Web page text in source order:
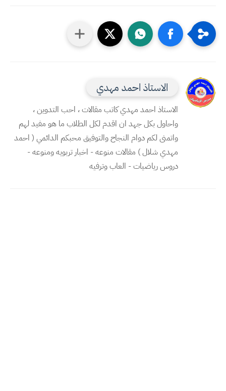
الاستاذ احمد مهدي
الاستاذ احمد مهدي كاتب مقالات ، احب التدوين ،
واحاول بكل جهد ان اقدم لكل الطلاب ما هو مفيد لهم
واتمنى لكم دوام النجاح والتوفيق محبكم الدائمي ( احمد
مهدي شلال ) مقالات منوعه - اخبار تربويه ومنوعه -
دروس رياضيات - العاب وترفيه